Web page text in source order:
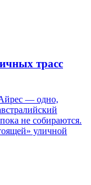
трасс
— одно,
не собираются.
уличной